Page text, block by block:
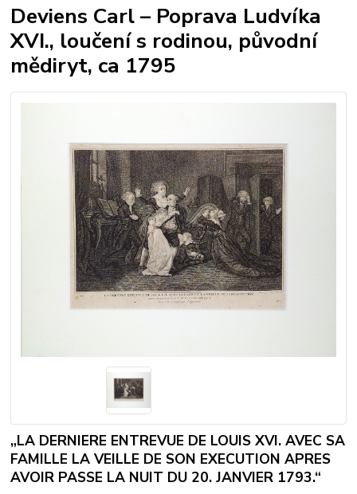
Deviens Carl – Poprava Ludvíka
XVI., loučení s rodinou, původní
mědiryt, ca 1795
„LA DERNIERE ENTREVUE DE LOUIS XVI. AVEC SA
FAMILLE LA VEILLE DE SON EXECUTION APRES
AVOIR PASSE LA NUIT DU 20. JANVIER 1793.“